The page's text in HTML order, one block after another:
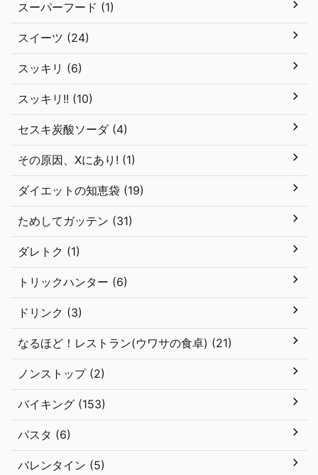
スーパーフード (1)
スイーツ (24)
スッキリ (6)
スッキリ!! (10)
セスキ炭酸ソーダ (4)
その原因、Xにあり! (1)
ダイエットの知恵袋 (19)
ためしてガッテン (31)
ダレトク (1)
トリックハンター (6)
ドリンク (3)
なるほど！レストラン(ウワサの食卓) (21)
ノンストップ (2)
バイキング (153)
パスタ (6)
バレンタイン (5)